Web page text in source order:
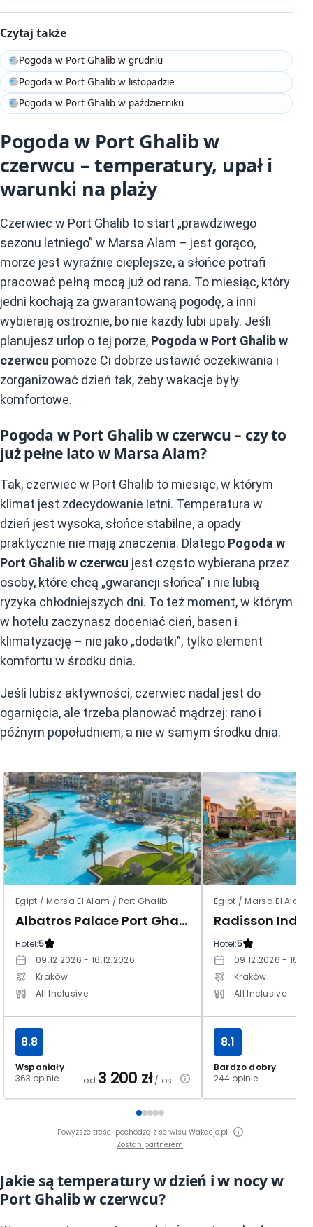
Czytaj także
Pogoda w Port Ghalib w grudniu
Pogoda w Port Ghalib w listopadzie
Pogoda w Port Ghalib w październiku
Pogoda w Port Ghalib w
czerwcu – temperatury, upał i
warunki na plaży
Czerwiec w Port Ghalib to start „prawdziwego
sezonu letniego” w Marsa Alam – jest gorąco,
morze jest wyraźnie cieplejsze, a słońce potrafi
pracować pełną mocą już od rana. To miesiąc, który
jedni kochają za gwarantowaną pogodę, a inni
wybierają ostrożnie, bo nie każdy lubi upały. Jeśli
planujesz urlop o tej porze, Pogoda w Port Ghalib w
czerwcu pomoże Ci dobrze ustawić oczekiwania i
zorganizować dzień tak, żeby wakacje były
komfortowe.
Pogoda w Port Ghalib w czerwcu – czy to
już pełne lato w Marsa Alam?
Tak, czerwiec w Port Ghalib to miesiąc, w którym
klimat jest zdecydowanie letni. Temperatura w
dzień jest wysoka, słońce stabilne, a opady
praktycznie nie mają znaczenia. Dlatego Pogoda w
Port Ghalib w czerwcu jest często wybierana przez
osoby, które chcą „gwarancji słońca” i nie lubią
ryzyka chłodniejszych dni. To też moment, w którym
w hotelu zaczynasz doceniać cień, basen i
klimatyzację – nie jako „dodatki”, tylko element
komfortu w środku dnia.
Jeśli lubisz aktywności, czerwiec nadal jest do
ogarnięcia, ale trzeba planować mądrzej: rano i
późnym popołudniem, a nie w samym środku dnia.
Egipt / Marsa El Alam / Port Ghalib
Albatros Palace Port Ghalib (ex. Red Sea The Palace)
Hotel:5
09.12.2026 - 16.12.2026
Kraków
All Inclusive
Wspaniały
363 opinie
8.8
od 3 200 zł/ os.
Egipt / Marsa El Alam
Hotel:5
09.12.2026 -
Kraków
All Inclusive
Bardzo dobry
244 opinie
8.1
Powyższe treści pochodzą z serwisu Wakacje.pl
Zostań partnerem
Jakie są temperatury w dzień i w nocy w
Port Ghalib w czerwcu?